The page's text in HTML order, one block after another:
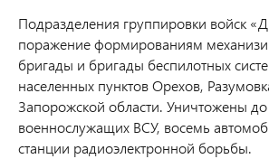
Подразделения группировки войск
поражение формированиям
бригады и бригады беспилотных
населенных пунктов Орехов,
Запорожской области. Уничтожены
военнослужащих ВСУ, восемь
станции радиоэлектронной борьбы.